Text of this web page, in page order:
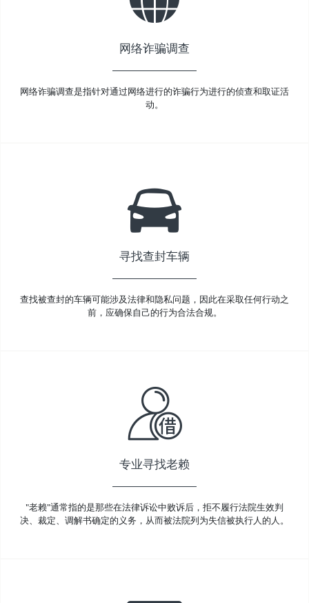
网络诈骗调查
网络诈骗调查是指针对通过网络进行的诈骗行为进行的侦查和取证活
动。
寻找查封车辆
查找被查封的车辆可能涉及法律和隐私问题，因此在采取任何行动之
前，应确保自己的行为合法合规。
专业寻找老赖
"老赖"通常指的是那些在法律诉讼中败诉后，拒不履行法院生效判
决、裁定、调解书确定的义务，从而被法院列为失信被执行人的人。